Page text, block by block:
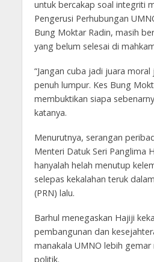
untuk bercakap soal integriti
Pengerusi Perhubungan
Bung Moktar Radin, masih
yang belum selesai di
“Jangan cuba jadi juara
penuh lumpur. Kes Bung
membuktikan siapa
katanya.
Menurutnya, serangan
Menteri Datuk Seri Panglima
hanyalah helah menutup
selepas kekalahan teruk
(PRN) lalu.
Barhul menegaskan Hajiji
pembangunan dan
manakala UMNO lebih gemar
politik.